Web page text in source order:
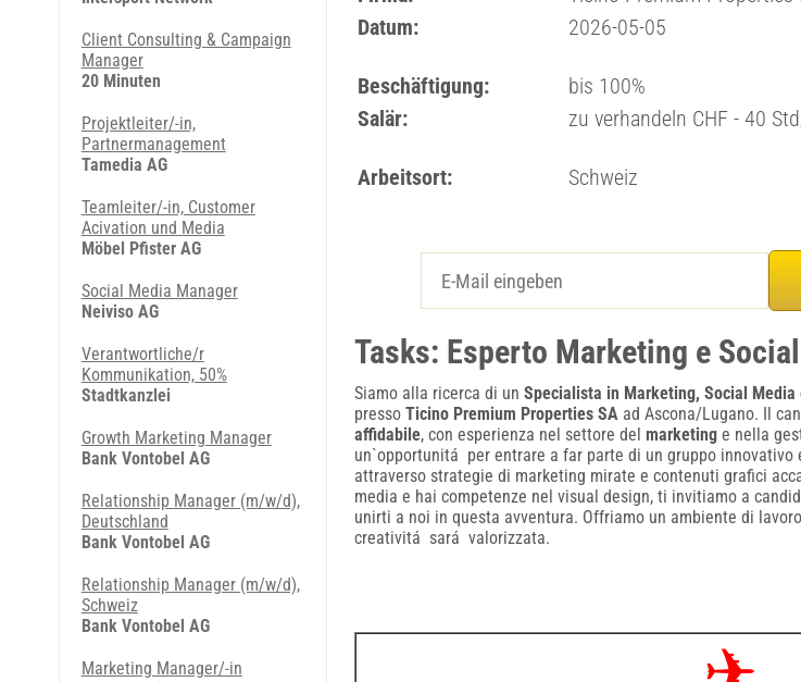
Datum:
2026-05-05
Beschäftigung:
bis 100%
Salär:
zu verhandeln CHF - 40
Arbeitsort: Schweiz
Tasks: Esperto Marketing e
Siamo alla ricerca di un Specialista in Marketing, Social Media
presso Ticino Premium Properties SAad Ascona/Lugano. Il
affidabile, con esperienza nel settore del marketinge nella
un`opportunitá per entrare a far parte di un gruppo innovativo
attraverso strategie di marketing mirate e contenuti grafici
media e hai competenze nel visual design, ti invitiamo a
unirti a noi in questa avventura. Offriamo un ambiente di
creativitá sará valorizzata.
Client Consulting & Campaign
Manager
20 Minuten
Projektleiter/-in,
Partnermanagement
Tamedia AG
Teamleiter/-in, Customer
Acivation und Media
Möbel Pfister AG
Social Media Manager
Neiviso AG
Verantwortliche/r
Kommunikation, 50%
Stadtkanzlei
Growth Marketing Manager
Bank Vontobel AG
Relationship Manager (m/w/d),
Deutschland
Bank Vontobel AG
Relationship Manager (m/w/d),
Schweiz
Bank Vontobel AG
Marketing Manager/-in